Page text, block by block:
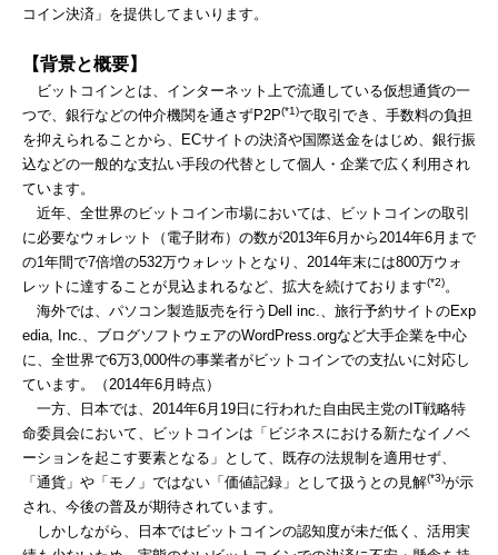
コイン決済」を提供してまいります。
【背景と概要】
ビットコインとは、インターネット上で流通している仮想通貨の一
つで、銀行などの仲介機関を通さずP2P(*1)で取引でき、手数料の負担
を抑えられることから、ECサイトの決済や国際送金をはじめ、銀行振
込などの一般的な支払い手段の代替として個人・企業で広く利用され
ています。
近年、全世界のビットコイン市場においては、ビットコインの取引
に必要なウォレット（電子財布）の数が2013年6月から2014年6月まで
の1年間で7倍増の532万ウォレットとなり、2014年末には800万ウォ
レットに達することが見込まれるなど、拡大を続けております(*2)。
海外では、パソコン製造販売を行うDell inc.、旅行予約サイトのExp
edia, Inc.、ブログソフトウェアのWordPress.orgなど大手企業を中心
に、全世界で6万3,000件の事業者がビットコインでの支払いに対応し
ています。（2014年6月時点）
一方、日本では、2014年6月19日に行われた自由民主党のIT戦略特
命委員会において、ビットコインは「ビジネスにおける新たなイノベ
ーションを起こす要素となる」として、既存の法規制を適用せず、
「通貨」や「モノ」ではない「価値記録」として扱うとの見解(*3)が示
され、今後の普及が期待されています。
しかしながら、日本ではビットコインの認知度が未だ低く、活用実